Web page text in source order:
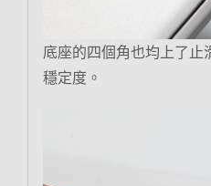
底座的四個角也均上了止
穩定度。